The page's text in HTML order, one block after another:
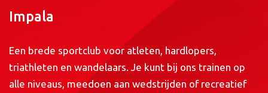
Impala
Een brede sportclub voor atleten, hardlopers,
triathleten en wandelaars. Je kunt bij ons trainen op
alle niveaus, meedoen aan wedstrijden of recreatief